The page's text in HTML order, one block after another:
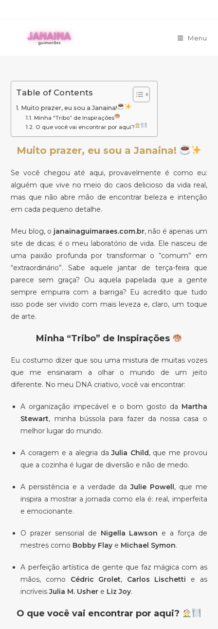
conteúdo
Menu
Table of Contents
Muito prazer, eu sou a Janaina!
Minha “Tribo” de Inspirações
O que você vai encontrar por aqui?
Muito prazer, eu sou a Janaina!
Se você chegou até aqui, provavelmente é como eu:
alguém que vive no meio do caos delicioso da vida real,
mas que não abre mão de encontrar beleza e intenção
em cada pequeno detalhe.
Meu blog, o janainaguimaraes.com.br, não é apenas um
site de dicas; é o meu laboratório de vida. Ele nasceu de
uma paixão profunda por transformar o “comum” em
“extraordinário”. Sabe aquele jantar de terça-feira que
parece sem graça? Ou aquela papelada que a gente
sempre empurra com a barriga? Eu acredito que tudo
isso pode ser vivido com mais leveza e, claro, um toque
de arte.
Minha “Tribo” de Inspirações
Eu costumo dizer que sou uma mistura de muitas vozes
que me ensinaram a olhar o mundo de um jeito
diferente. No meu DNA criativo, você vai encontrar:
A organização impecável e o bom gosto da Martha
Stewart, minha bússola para fazer da nossa casa o
melhor lugar do mundo.
A coragem e a alegria daJulia Child, que me provou
que a cozinha é lugar de diversão e não de medo.
A persistência e a verdade daJulie Powell, que me
inspira a mostrar a jornada como ela é: real, imperfeita
e emocionante.
O prazer sensorial de Nigella Lawson e a força de
mestres como Bobby Flay e Michael Symon.
A perfeição artística de gente que faz mágica com as
mãos, como Cédric Grolet, Carlos Lischetti e as
incríveisJulia M. Usher e Liz Joy.
O que você vai encontrar por aqui?